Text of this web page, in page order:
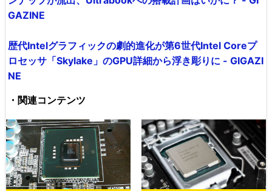
GAZINE
歴代Intelグラフィックの劇的進化が第6世代Intel Coreプ
ロセッサ「Skylake」のGPU詳細から浮き彫りに - GIGAZI
NE
・関連コンテンツ